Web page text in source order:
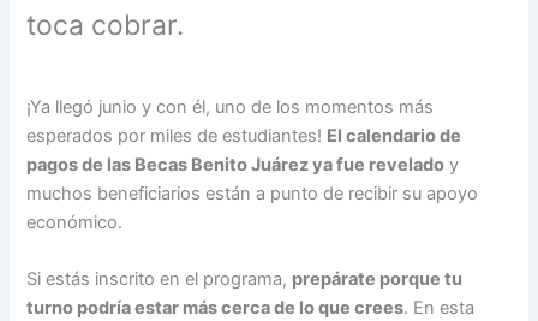
toca cobrar.
¡Ya llegó junio y con él, uno de los momentos más
esperados por miles de estudiantes! El calendario de
pagos de las Becas Benito Juárez ya fue revelado y
muchos beneficiarios están a punto de recibir su apoyo
económico.
Si estás inscrito en el programa, prepárate porque tu
turno podría estar más cerca de lo que crees. En esta